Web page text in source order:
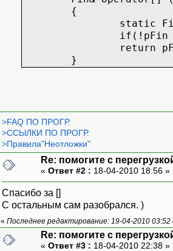
{
//
return
//--------
void add();
};
//Перегрузка
istream& operator>>
//
for(int j = 0; j <
{
}
return is;
{
static
if(!pFin
return
}
>FAQ ПО ПРОГР.
>ССЫЛКИ ПО ПРОГР.
>Правила"Неотложки"
Re: помогите с
« Ответ #2 : 18-04-2010 18:56 »
Спасибо за []
С остальным сам разобрался. )
« Последнее редактирование: 19-04-2010
Re: помогите с
« Ответ #3 : 18-04-2010 22:38 »